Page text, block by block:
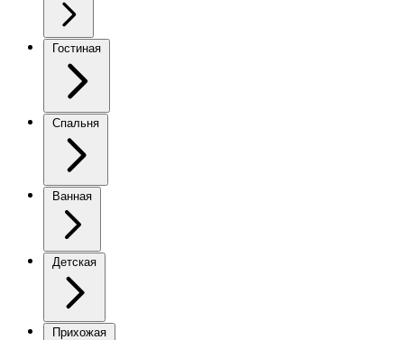
Гостиная
Спальня
Ванная
Детская
Прихожая